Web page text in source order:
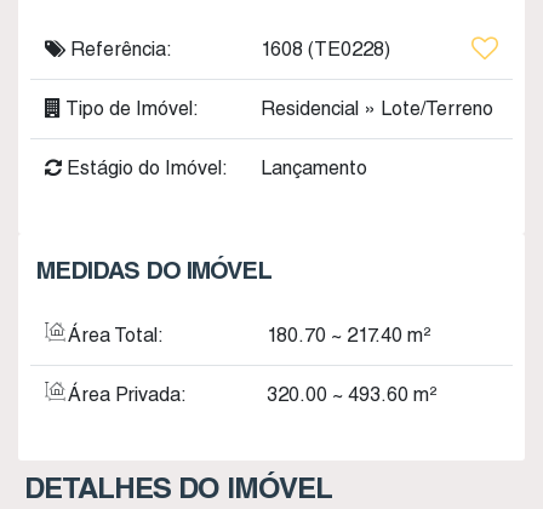
Referência: 1608 (TE0228)
Tipo de Imóvel: Residencial » Lote/Terreno
Estágio do Imóvel: Lançamento
MEDIDAS DO IMÓVEL
Área Total: 180.70 ~ 217.40 m²
Área Privada: 320.00 ~ 493.60 m²
DETALHES DO IMÓVEL